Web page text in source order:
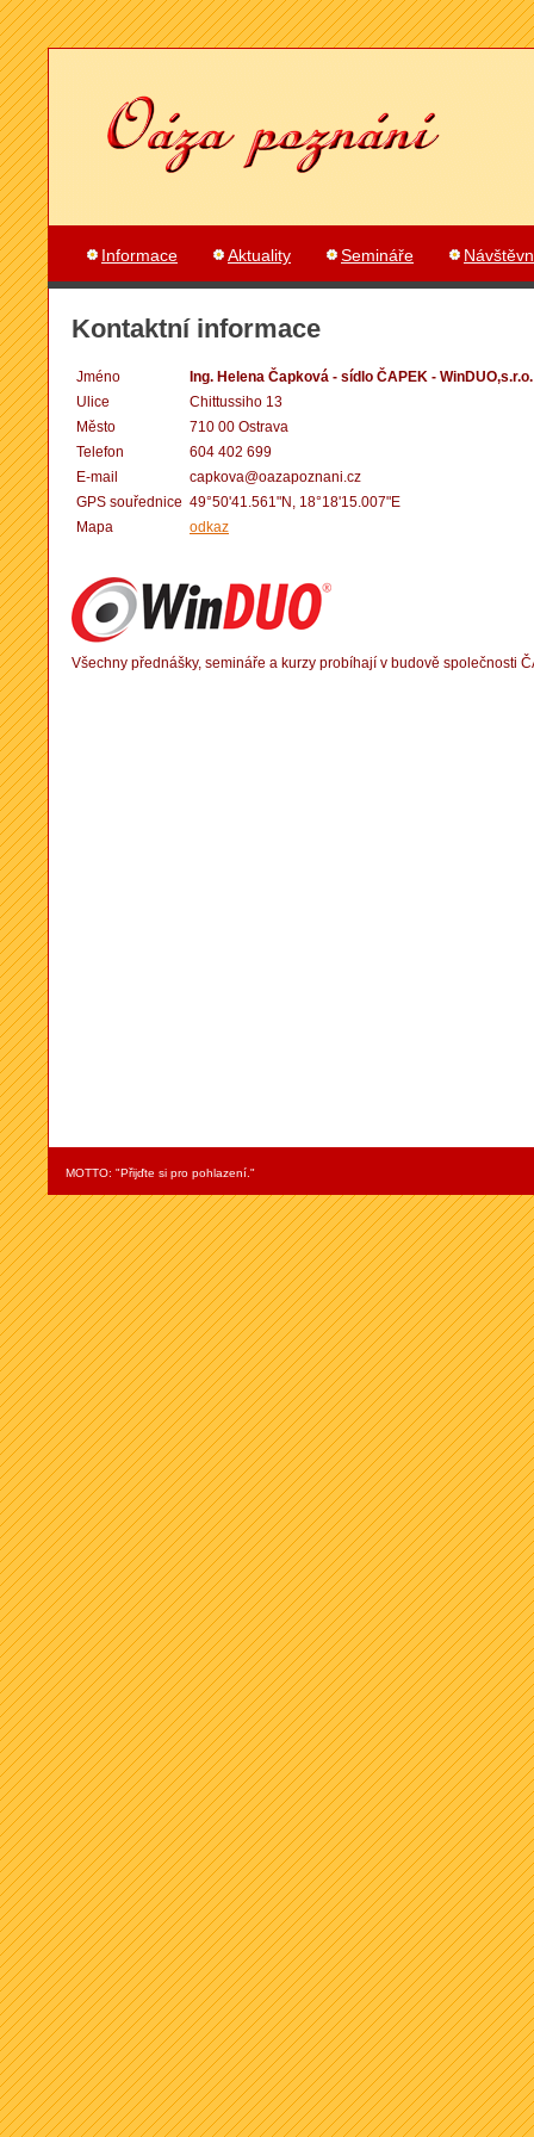
Informace Aktuality Semináře
Kontaktní informace
Jméno
Ing. Helena Čapková - sídlo ČAPEK - WinDUO,s.r.o.
Ulice
Chittussiho 13
Město
710 00 Ostrava
Telefon
604 402 699
E-mail
capkova@oazapoznani.cz
GPS souřednice 49°50'41.561"N, 18°18'15.007"E
Mapa
odkaz
Všechny přednášky, semináře a kurzy probíhají v budově společnosti
MOTTO: "Přijďte si pro pohlazení."